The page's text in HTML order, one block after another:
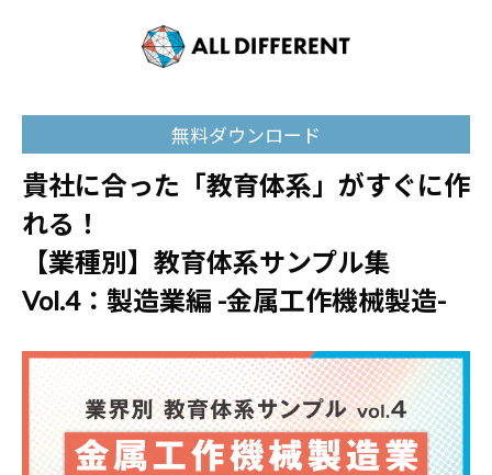
無料ダウンロード
貴社に合った「教育体系」がすぐに作
れる！
【業種別】教育体系サンプル集
Vol.4：製造業編 -金属工作機械製造-